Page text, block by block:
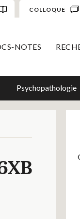
COLLOQUE
NOTES
Psychopathologie